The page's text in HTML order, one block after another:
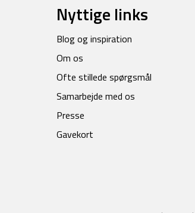
Nyttige links
Blog og inspiration
Om os
Ofte stillede spørgsmål
Samarbejde med os
Presse
Gavekort